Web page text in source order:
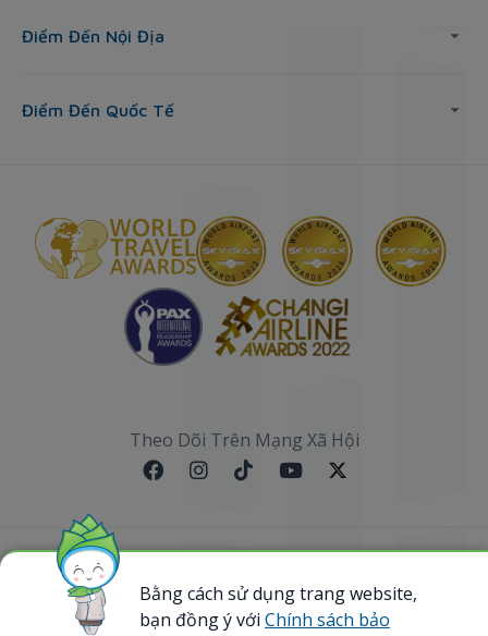
Điểm Đến Nội Địa
Điểm Đến Quốc Tế
Theo Dõi Trên Mạng Xã Hội
Sơ đồ website
@ 2023 Bamboo Airways Copyright. All Rights
Bằng cách sử dụng trang website,
bạn đồng ý với Chính sách bảo